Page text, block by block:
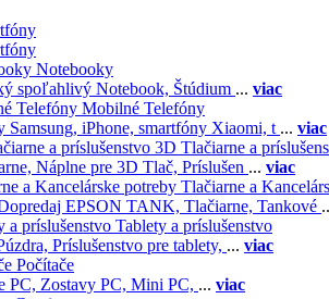
Notebooky
spoľahlivý Notebook, Štúdium ... viac
Mobilné Telefóny
Samsung, iPhone, smartfóny Xiaomi, t ... viac
3D Tlačiarne a
Náplne pre 3D Tlač, Príslušen ... viac
Tlačiarne a
EPSON TANK, Tlačiarne, Tankové
Tablety a príslušenstvo
Príslušenstvo pre tablety, ... viac
Počítače
PC, Zostavy PC, Mini PC, ... viac